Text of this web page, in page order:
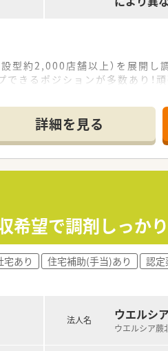
型約2,000店舗以上）を展開し
きるポジションが多数あり！頑
内研修や外部組織と連携した研
躍できるキャリアパスが多種
ーや営業部長等のマネジメン
るスペシャリストを目指すこと
等の本社スタッフなど活動領
、在宅医療へもしっかりと関わ
、時短制度は小学5年生まで時
バランスが整っています
引制度など嬉しいメリットも
詳細を見る
希望で調剤しっ
宅あり 住宅補助(手当)あり 認定
法人名 ウエルシ
ウエルシア蕨